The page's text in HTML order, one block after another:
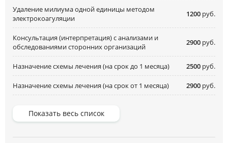
Удаление милиума одной единицы методом
электрокоагуляции
1200 руб.
Консультация (интерпретация) с анализами и
обследованиями сторонних организаций
2900 руб.
Назначение схемы лечения (на срок до 1 месяца) 2500 руб.
Назначение схемы лечения (на срок от 1 месяца) 2900 руб.
Показать весь список